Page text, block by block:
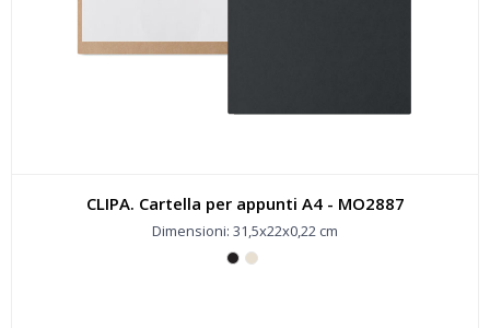
CLIPA. Cartella per appunti A4 - MO2887
Dimensioni: 31,5x22x0,22 cm